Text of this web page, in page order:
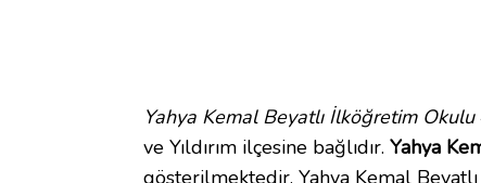
Yahya Kemal Beyatlı İlköğretim Okulu
ve Yıldırım ilçesine bağlıdır. Yahya